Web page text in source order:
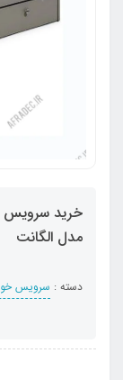
خرید سرویس
مدل الگانت
دسته : سرویس